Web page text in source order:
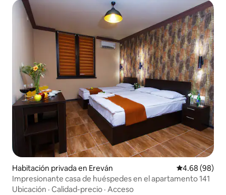
Habitación privada en Ereván Calificación
4.68 (98)
Impresionante casa de huéspedes en el apartamento 141
Ubicación · Calidad-precio · Acceso